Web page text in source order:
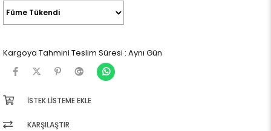
Kargoya Tahmini Teslim Süresi : Aynı Gün
İSTEK LISTEME EKLE
KARŞILAŞTIR